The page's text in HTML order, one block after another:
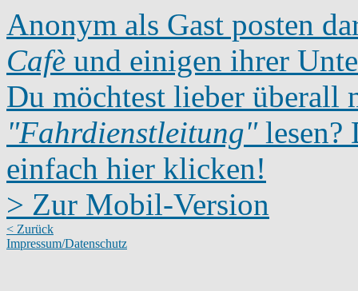
Anonym als Gast posten
Cafè und einigen ihrer
Du möchtest lieber überall
"Fahrdienstleitung"lesen?
einfach hier klicken!
> Zur Mobil-Version
< Zurück
Impressum/Datenschutz